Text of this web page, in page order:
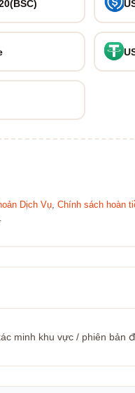
Dịch Vụ, Chính sách hoàn
minh khu vực / phiên bản